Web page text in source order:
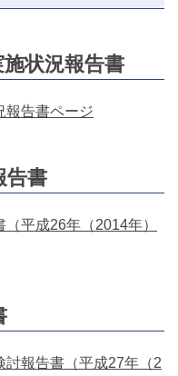
状況報告書
報告書ページ
告書
平成26年（2014年）
報告書（平成27年（2